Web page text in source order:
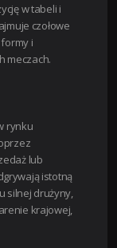
w tabeli i
czołowe
i
meczach.
rynku
lub
istotną
silnej drużyny,
krajowej,